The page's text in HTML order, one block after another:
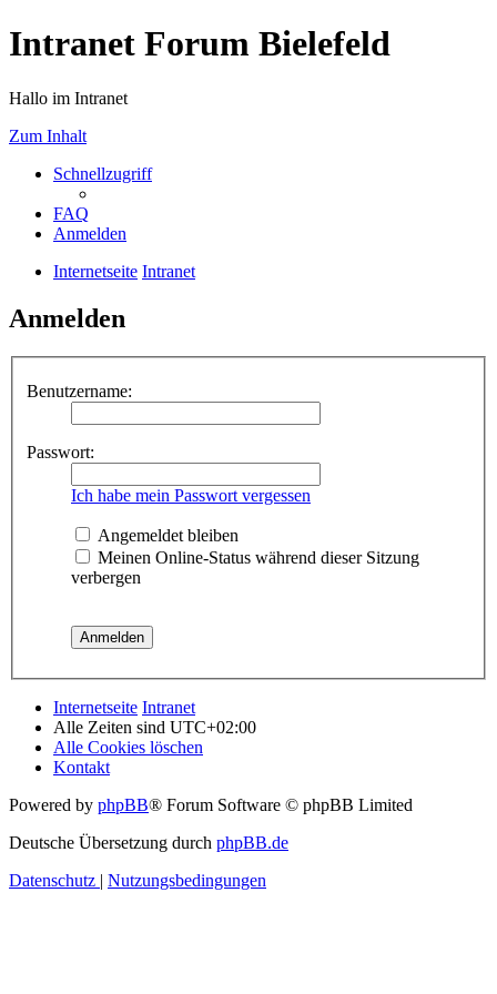
Intranet Forum Bielefeld
Hallo im Intranet
Zum Inhalt
Schnellzugriff
FAQ
Anmelden
Internetseite Intranet
Anmelden
Benutzername:
Passwort:
Ich habe mein Passwort vergessen
Angemeldet bleiben
Meinen Online-Status während dieser Sitzung
verbergen
Internetseite Intranet
Alle Zeiten sind UTC+02:00
Alle Cookies löschen
Kontakt
Powered by phpBB® Forum Software © phpBB Limited
Deutsche Übersetzung durch phpBB.de
Datenschutz | Nutzungsbedingungen